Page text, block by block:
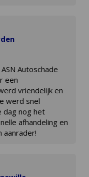
Autoschade
een
vriendelijk en
werd snel
dag nog het
afhandeling en
aanrader!